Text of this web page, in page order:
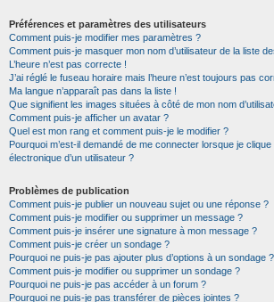
Préférences et paramètres des utilisateurs
Comment puis-je modifier mes paramètres ?
Comment puis-je masquer mon nom d’utilisateur de la liste
L’heure n’est pas correcte !
J’ai réglé le fuseau horaire mais l’heure n’est toujours pas
Ma langue n’apparaît pas dans la liste !
Que signifient les images situées à côté de mon nom
Comment puis-je afficher un avatar ?
Quel est mon rang et comment puis-je le modifier ?
Pourquoi m’est-il demandé de me connecter lorsque je
électronique d’un utilisateur ?
Problèmes de publication
Comment puis-je publier un nouveau sujet ou une réponse ?
Comment puis-je modifier ou supprimer un message ?
Comment puis-je insérer une signature à mon message ?
Comment puis-je créer un sondage ?
Pourquoi ne puis-je pas ajouter plus d’options à un sondage ?
Comment puis-je modifier ou supprimer un sondage ?
Pourquoi ne puis-je pas accéder à un forum ?
Pourquoi ne puis-je pas transférer de pièces jointes ?